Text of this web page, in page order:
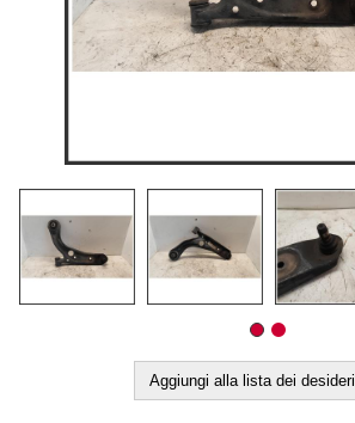
Aggiungi alla lista dei desideri